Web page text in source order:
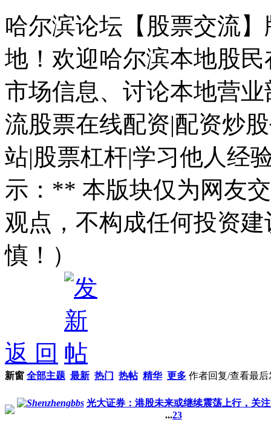
哈尔滨论坛【股票交流
地！欢迎哈尔滨本地股
市场信息、讨论本地营
流股票在线配资|配资炒
站|股票杠杆|学习他人经
示：** 本版块仅为网友
观点，不构成任何投资
慎！）
返 回
新窗 全部主题 最新 热门 热帖 精华 更多 作者回复/查看最后
光大证券：港股未来或继续震荡上行，关
...23